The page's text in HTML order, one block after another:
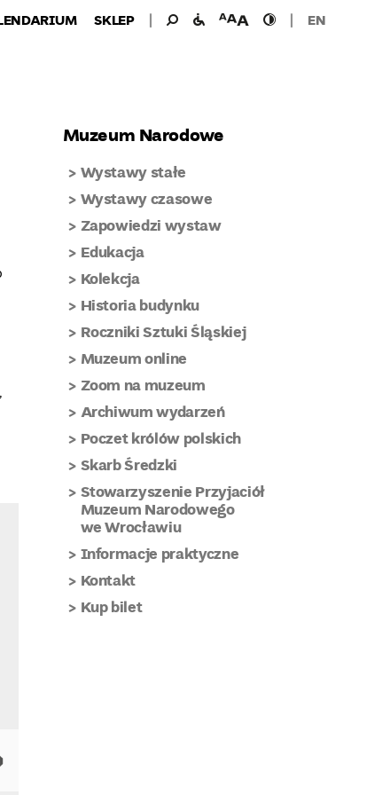
SKLEP Wyszukaj
Wyszukiwanie
dla:
udogodnieniawielkość
czcionki
wysoki
kontrast
EN
Muzeum Narodowe
Wystawy stałe
Wystawy czasowe
Zapowiedzi wystaw
Edukacja
Kolekcja
Historia budynku
Roczniki Sztuki Śląskiej
Muzeum online
Zoom na muzeum
Archiwum wydarzeń
Poczet królów polskich
Skarb Średzki
Stowarzyszenie Przyjaciół
Muzeum Narodowego
we Wrocławiu
Informacje praktyczne
Kontakt
Kup bilet